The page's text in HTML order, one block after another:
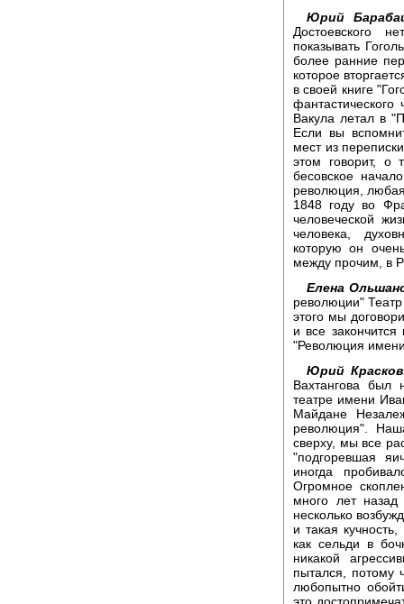
Юрий
Достоевского
показывать
более ранние
которое
в своей книге
Вакула летал в
Если вы
мест из
этом говорит, о
бесовское
революция,
1848 году во
человеческой
человека,
которую он
между прочим, в
Елена
революции"
этого мы
и все
"Революция
Юрий
Вахтангова был
театре имени
Майдане
революция".
сверху, мы все
"подгоревшая
иногда
Огромное
много лет
несколько
и такая
как сельди в
никакой
пытался, потому
любопытно
это